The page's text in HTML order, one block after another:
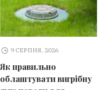
9 СЕРПНЯ, 2026
Як правильно
облаштувати вигрібну